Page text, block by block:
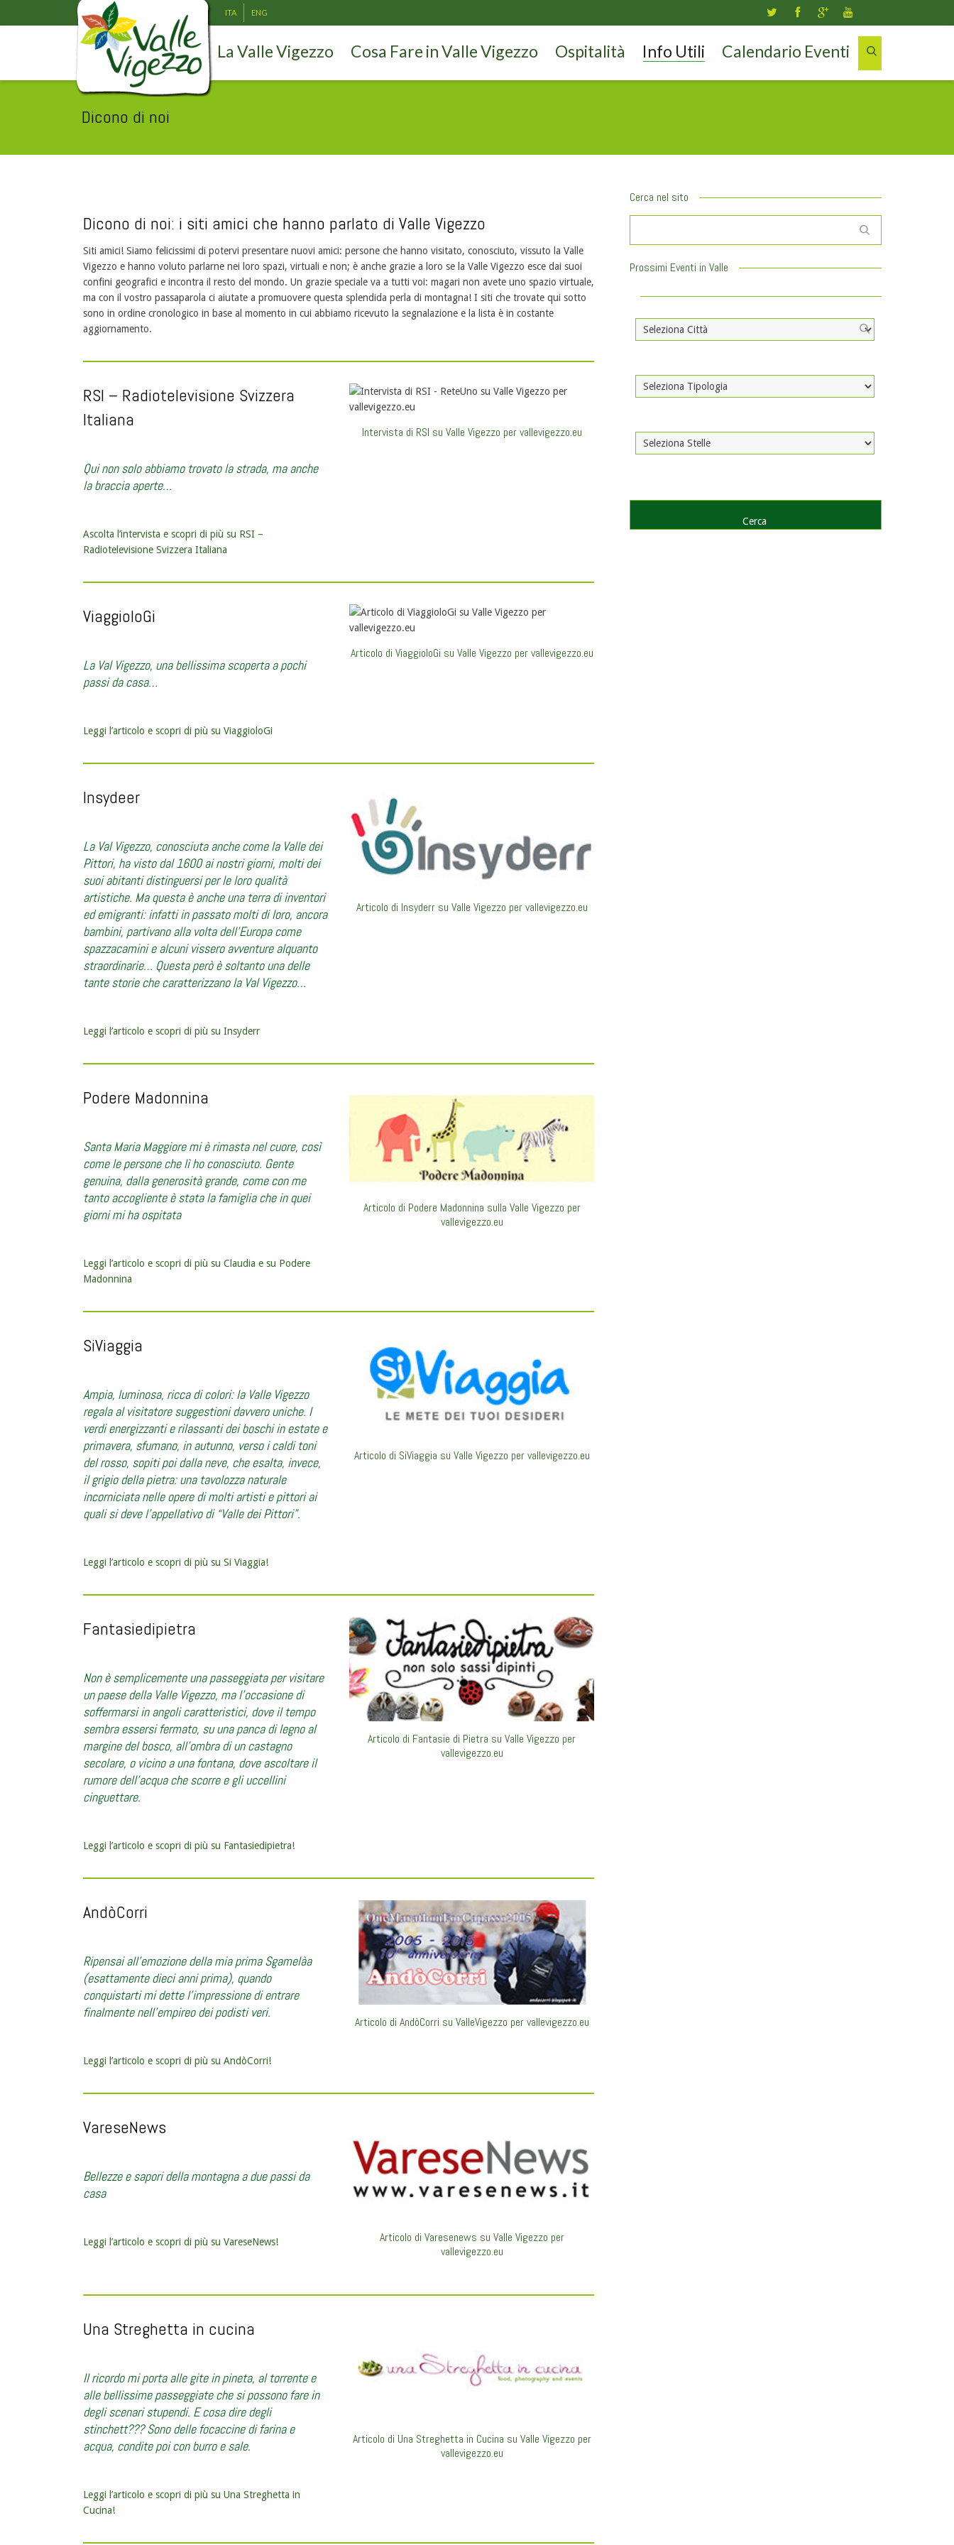
ITA ENG
La Valle Vigezzo Cosa Fare in Valle Vigezzo Ospitalità Info Utili Calendario Eventi
Dicono di noi
Dicono di noi: i siti amici che hanno parlato di Valle Vigezzo
Siti amici! Siamo felicissimi di potervi presentare nuovi amici: persone che hanno visitato, conosciuto, vissuto la Valle
Vigezzo e hanno voluto parlarne nei loro spazi, virtuali e non; è anche grazie a loro se la Valle Vigezzo esce dai suoi
confini geografici e incontra il resto del mondo. Un grazie speciale va a tutti voi: magari non avete uno spazio virtuale,
ma con il vostro passaparola ci aiutate a promuovere questa splendida perla di montagna! I siti che trovate qui sotto
sono in ordine cronologico in base al momento in cui abbiamo ricevuto la segnalazione e la lista è in costante
aggiornamento.
RSI – Radiotelevisione Svizzera
Italiana
Qui non solo abbiamo trovato la strada, ma anche
la braccia aperte…
Ascolta l’intervista e scopri di più su RSI –
Radiotelevisione Svizzera Italiana
Intervista di RSI su Valle Vigezzo per vallevigezzo.eu
ViaggioloGi
La Val Vigezzo, una bellissima scoperta a pochi
passi da casa…
Leggi l’articolo e scopri di più su ViaggioloGi
Articolo di ViaggioloGi su Valle Vigezzo per vallevigezzo.eu
Insydeer
La Val Vigezzo, conosciuta anche come la Valle dei
Pittori, ha visto dal 1600 ai nostri giorni, molti dei
suoi abitanti distinguersi per le loro qualità
artistiche. Ma questa è anche una terra di inventori
ed emigranti: infatti in passato molti di loro, ancora
bambini, partivano alla volta dell’Europa come
spazzacamini e alcuni vissero avventure alquanto
straordinarie… Questa però è soltanto una delle
tante storie che caratterizzano la Val Vigezzo…
Leggi l’articolo e scopri di più su Insyderr
Articolo di Insyderr su Valle Vigezzo per vallevigezzo.eu
Podere Madonnina
Santa Maria Maggiore mi è rimasta nel cuore, così
come le persone che lì ho conosciuto. Gente
genuina, dalla generosità grande, come con me
tanto accogliente è stata la famiglia che in quei
giorni mi ha ospitata
Leggi l’articolo e scopri di più su Claudia e su Podere
Madonnina
Articolo di Podere Madonnina sulla Valle Vigezzo per
vallevigezzo.eu
SiViaggia
Ampia, luminosa, ricca di colori: la Valle Vigezzo
regala al visitatore suggestioni davvero uniche. I
verdi energizzanti e rilassanti dei boschi in estate e
primavera, sfumano, in autunno, verso i caldi toni
del rosso, sopiti poi dalla neve, che esalta, invece,
il grigio della pietra: una tavolozza naturale
incorniciata nelle opere di molti artisti e pittori ai
quali si deve l’appellativo di “Valle dei Pittori”.
Leggi l’articolo e scopri di più su Si Viaggia!
Articolo di SiViaggia su Valle Vigezzo per vallevigezzo.eu
Fantasiedipietra
Non è semplicemente una passeggiata per visitare
un paese della Valle Vigezzo, ma l’occasione di
soffermarsi in angoli caratteristici, dove il tempo
sembra essersi fermato, su una panca di legno al
margine del bosco, all’ombra di un castagno
secolare, o vicino a una fontana, dove ascoltare il
rumore dell’acqua che scorre e gli uccellini
cinguettare.
Leggi l’articolo e scopri di più su Fantasiedipietra!
Articolo di Fantasie di Pietra su Valle Vigezzo per
vallevigezzo.eu
AndòCorri
Ripensai all’emozione della mia prima Sgamelàa
(esattamente dieci anni prima), quando
conquistarti mi dette l’impressione di entrare
finalmente nell’empireo dei podisti veri.
Leggi l’articolo e scopri di più su AndòCorri!
Articolo di AndòCorri su ValleVigezzo per vallevigezzo.eu
VareseNews
Bellezze e sapori della montagna a due passi da
casa
Leggi l’articolo e scopri di più su VareseNews!
Articolo di Varesenews su Valle Vigezzo per
vallevigezzo.eu
Una Streghetta in cucina
Il ricordo mi porta alle gite in pineta, al torrente e
alle bellissime passeggiate che si possono fare in
degli scenari stupendi. E cosa dire degli
stinchett??? Sono delle focaccine di farina e
acqua, condite poi con burro e sale.
Leggi l’articolo e scopri di più su Una Streghetta in
Cucina!
Articolo di Una Streghetta in Cucina su Valle Vigezzo per
vallevigezzo.eu
Cerca nel sito
Prossimi Eventi in Valle